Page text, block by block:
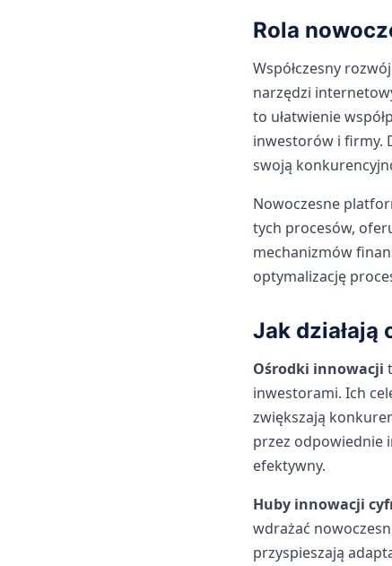
Rola
Współczesny
narzędzi
to ułatwienie
inwestorów i firmy.
swoją
Nowoczesne
tych procesów,
mechanizmów
optymalizację
Jak
Ośrodki innowacji
inwestorami. Ich
zwiększają
przez odpowiednie
efektywny.
Huby innowacji
wdrażać
przyspieszają